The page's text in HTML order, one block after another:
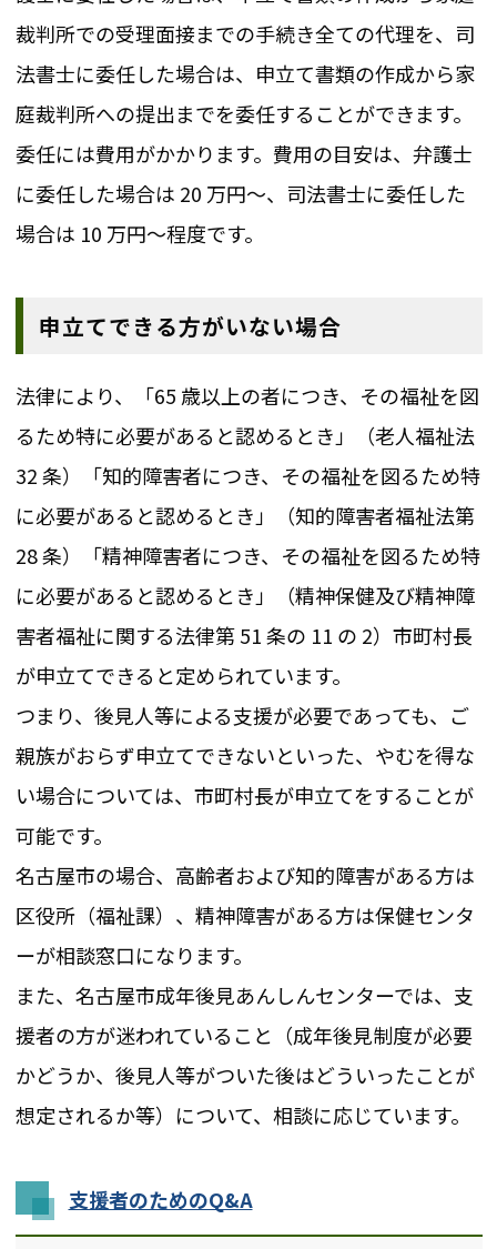
裁判所での受理面接までの手続き全ての代理を、司
法書士に委任した場合は、申立て書類の作成から家
庭裁判所への提出までを委任することができます。
委任には費用がかかります。費用の目安は、弁護士
に委任した場合は 20 万円～、司法書士に委任した
場合は 10 万円～程度です。
申立てできる方がいない場合
法律により、「65 歳以上の者につき、その福祉を図
るため特に必要があると認めるとき」（老人福祉法
32 条）「知的障害者につき、その福祉を図るため特
に必要があると認めるとき」（知的障害者福祉法第
28 条）「精神障害者につき、その福祉を図るため特
に必要があると認めるとき」（精神保健及び精神障
害者福祉に関する法律第 51 条の 11 の 2）市町村長
が申立てできると定められています。
つまり、後見人等による支援が必要であっても、ご
親族がおらず申立てできないといった、やむを得な
い場合については、市町村長が申立てをすることが
可能です。
名古屋市の場合、高齢者および知的障害がある方は
区役所（福祉課）、精神障害がある方は保健センタ
ーが相談窓口になります。
また、名古屋市成年後見あんしんセンターでは、支
援者の方が迷われていること（成年後見制度が必要
かどうか、後見人等がついた後はどういったことが
想定されるか等）について、相談に応じています。
支援者のためのQ&A